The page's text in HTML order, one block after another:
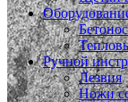
Ручной
Лезвия
Ножи